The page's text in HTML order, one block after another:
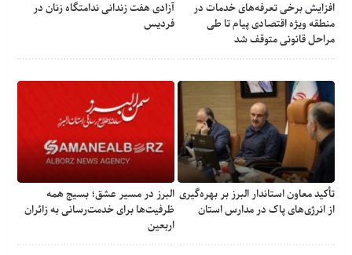
افزایش برخی تعرفه‌های خدمات در
منطقه ویژه اقتصادی پیام تا طی
مراحل قانونی متوقف شد
آزادی هفت زندانی ندامتگاه زنان در
فردیس
تأکید معاون استاندار البرز بر بهره‌گیری
از انرژی‌های پاک در مدارس استان
البرز در مسیر عشق؛ بسیج همه
ظرفیت‌ها برای خدمت‌رسانی به زائران
اربعین